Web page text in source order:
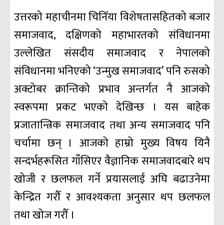
उत्तरको महाचीनमा चिनिँया विशेषतासहितको बजार
समाजवाद, दक्षिणको महाभारतको संविधानमा
उल्लेखित संसदीय समाजवाद र नेपालको
संविधानमा भनिएको ‘उन्मुख समाजवाद’ पनि रुसको
अक्टोबर क्रान्तिको प्रभाव अन्तर्गत नै आजको
स्वरूपमा प्रकट भएको देखिन्छ । यस बाहेक
प्रजातान्त्रिक समाजवाद तथा अन्य समाजवाद पनि
चर्चामा छन् । आजको हाम्रो मुख्य विषय यिनै
सन्दर्भहरूसित गाँसिएर वैज्ञानिक समाजवादबारे थप
खोजी र छलफल गर्ने प्रयासलाई अघि बढाउनेमा
केन्द्रित गरौँ र आवश्यकता अनुसार थप छलफल
तथा खोज गरौँ ।